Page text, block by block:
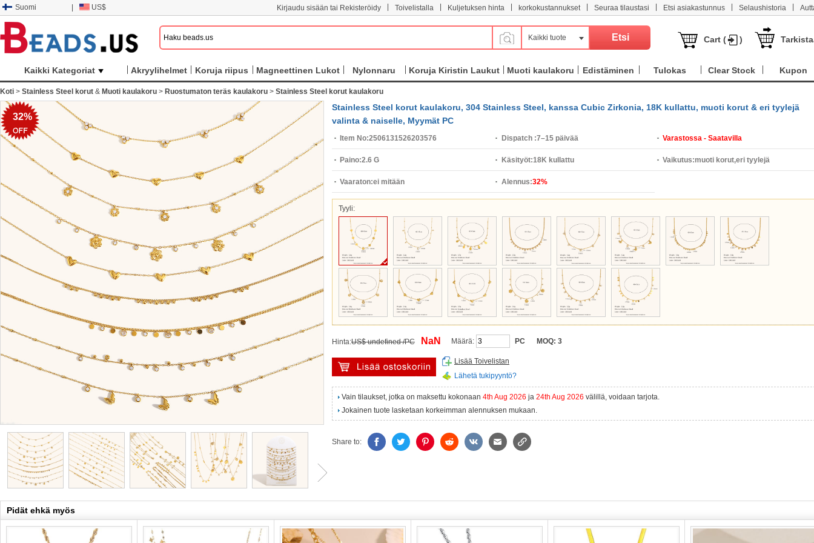
Suomi US$ Kirjaudu sisään tai Rekisteröidy Toivelistalla Kuljetuksen hinta korkokustannukset Seuraa tilaustasi Etsi asiakastunnus Selaushistoria
Kaikki tuote Cart ( )
Kaikki Kategoriat Akryylihelmet Koruja riipus Magneettinen Lukot Nylonnaru Koruja Kiristin Laukut Muoti kaulakoru Edistäminen Tulokas Clear Stock Kupon
Koti > Stainless Steel korut & Muoti kaulakoru > Ruostumaton teräs kaulakoru > Stainless Steel korut kaulakoru
32%
Stainless Steel korut kaulakoru, 304 Stainless Steel, kanssa Cubic Zirkonia, 18K kullattu, muoti korut & eri tyylejä
valinta & naiselle, Myymät PC
Item No:2506131526203576 Dispatch :7–15 päivää Varastossa - Saatavilla
Paino:2.6 G Käsityöt:18K kullattu Vaikutus:muoti korut,eri tyylejä
Vaaraton:ei mitään Alennus:32%
Tyyli:
Hinta:US$ undefined /PC NaN Määrä: PC MOQ: 3
Lisää Toivelistan
Lähetä tukipyyntö?
Vain tilaukset, jotka on maksettu kokonaan 4th Aug 2026 ja 24th Aug 2026 välillä, voidaan tarjota.
Jokainen tuote lasketaan korkeimman alennuksen mukaan.
Share to:
Pidät ehkä myös